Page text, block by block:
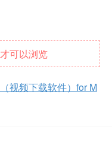
可以浏览
视频下载软件）for M